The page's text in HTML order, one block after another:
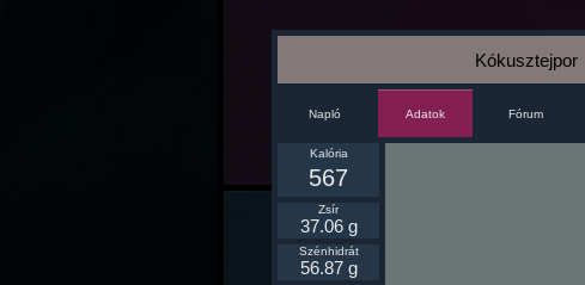
Kókusztejpor
Napló Adatok Fórum
Kalória
567
Zsír
37.06 g
Szénhidrát
56.87 g